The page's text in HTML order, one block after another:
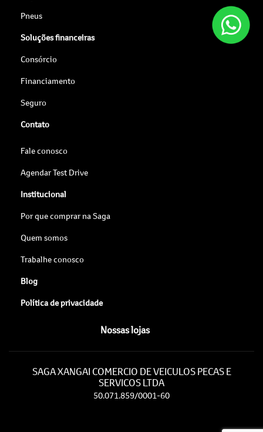
Pneus
Soluções financeiras
Consórcio
Financiamento
Seguro
Contato
Fale conosco
Agendar Test Drive
Institucional
Por que comprar na Saga
Quem somos
Trabalhe conosco
Blog
Política de privacidade
Nossas lojas
SAGA XANGAI COMERCIO DE VEICULOS PECAS E
SERVICOS LTDA
50.071.859/0001-60